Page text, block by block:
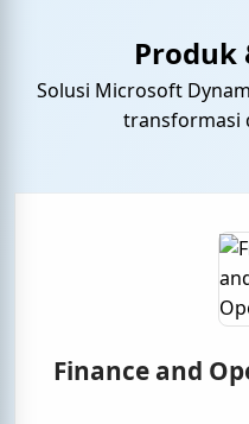
Produk
Solusi Microsoft
transformasi
Finance and